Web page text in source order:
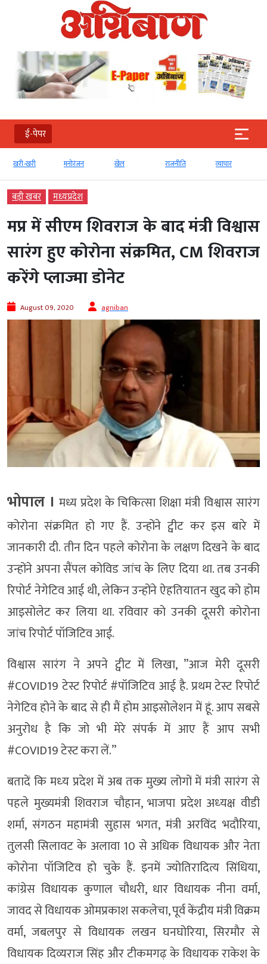
ई-पेपर
खरी-खरी मनोरंजन खेल राजनीति व्‍यापार
बड़ी खबर मध्‍यप्रदेश
मप्र में सीएम शिवराज के बाद मंत्री विश्वास
सारंग हुए कोरोना संक्रमित, CM शिवराज
करेंगे प्लाज्मा डोनेट
August 09, 2020 agniban
भोपाल । मध्य प्रदेश के चिकित्सा शिक्षा मंत्री विश्वास सारंग
कोरोना संक्रमित हो गए हैं. उन्होंने ट्वीट कर इस बारे में
जानकारी दी. तीन दिन पहले कोरोना के लक्षण दिखने के बाद
उन्होंने अपना सैंपल कोविड जांच के लिए दिया था. तब उनकी
रिपोर्ट नेगेटिव आई थी, लेकिन उन्होंने ऐहतियातन खुद को होम
आइसोलेट कर लिया था. रविवार को उनकी दूसरी कोरोना
जांच रिपोर्ट पॉजिटिव आई.
विश्वास सारंग ने अपने ट्वीट में लिखा, ”आज मेरी दूसरी
#COVID19 टेस्ट रिपोर्ट #पॉजिटिव आई है. प्रथम टेस्ट रिपोर्ट
नेगेटिव होने के बाद से ही मैं होम आइसोलेशन में हूं. आप सबसे
अनुरोध है कि जो भी मेरे संपर्क में आए हैं आप सभी
#COVID19 टेस्ट करा लें.”
बतादें कि मध्‍य प्रदेश में अब तक मुख्‍य लोगों में मंत्री सारंग से
पहले मुख्यमंत्री शिवराज चौहान, भाजपा प्रदेश अध्‍यक्ष वीडी
शर्मा, संगठन महामंत्री सुहास भगत, मंत्री अरविंद भदौरिया,
तुलसी सिलावट के अलावा 10 से अधिक विधायक और नेता
कोरोना पॉजिटिव हो चुके हैं. इनमें ज्योतिरादित्य सिंधिया,
कांग्रेस विधायक कुणाल चौधरी, धार विधायक नीना वर्मा,
जावद से विधायक ओमप्रकाश सकलेचा, पूर्व केंद्रीय मंत्री विक्रम
वर्मा, जबलपुर से विधायक लखन घनघोरिया, सिरमौर से
विधायक दिव्यराज सिंह और टीकमगढ़ के विधायक राकेश के